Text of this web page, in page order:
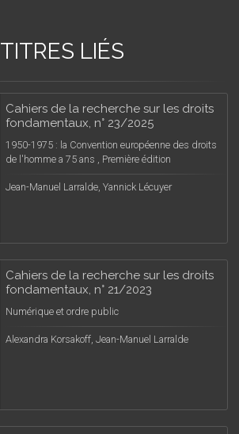
TITRES LIÉS
Cahiers de la recherche sur les droits
fondamentaux, n° 23/2025
1950-1975 : la Convention européenne des droits
de l'homme a 75 ans , Première édition
Jean-Manuel Larralde, Yannick Lécuyer
Cahiers de la recherche sur les droits
fondamentaux, n° 21/2023
Numérique et ordre public
Alexandra Korsakoff, Jean-Manuel Larralde